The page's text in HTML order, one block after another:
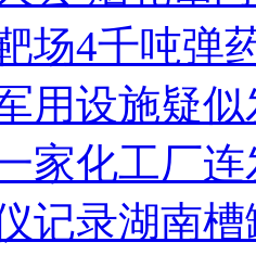
民合力深夜将其击毙
应
场4千吨弹
用设施疑
家化工厂
记录湖南